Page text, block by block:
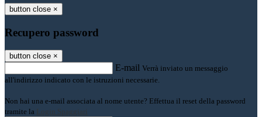
button close ×
Recupero password
button close ×
E-mail Verrà inviato un messaggio
all'indirizzo indicato con le istruzioni necessarie.
Non hai una e-mail associata al nome utente? Effettua il reset della password
tramite la Login Spaggiari